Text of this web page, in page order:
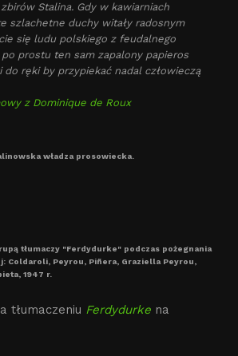
Stalina. Gdy w kawiarniach
szlachetne duchy witały radosnym
się ludu polskiego z feudalnego
po prostu ten sam zapalony papieros
do ręki by przypiekać nadal człowieczą
z Dominique de Roux
władza prosowiecka.
tłumaczy "Ferdydurke" podczas pożegnania
Coldaroli, Peyrou, Piñera, Graziella Peyrou,
1947 r.
tłumaczeniu Ferdydurke na